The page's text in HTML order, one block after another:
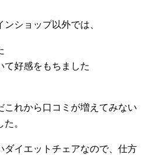
ショップ以外では、
て好感をもちました
これから口コミが増えてみない
。
ダイエットチェアなので、仕方